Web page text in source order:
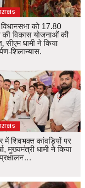
विधानसभा को 17.80
की विकास योजनाओं की
सीएम धामी ने किया
शिलान्यास.
में शिवभक्त कांवड़ियों पर
मुख्यमंत्री धामी ने किया